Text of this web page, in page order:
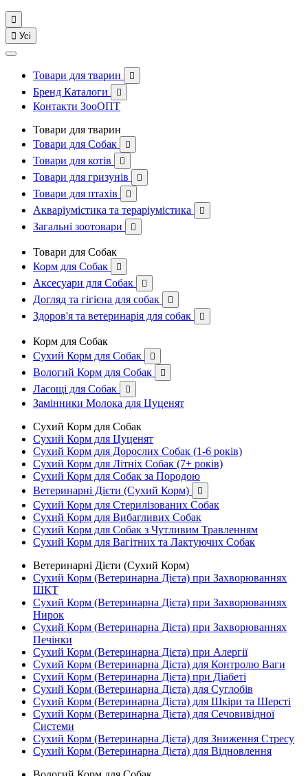

 Усі
Товари для тварин 
Бренд Каталоги 
Контакти ЗооОПТ
Товари для тварин
Товари для Собак

Товари для котів 
Товари для гризунів 
Товари для птахів 
Акваріумістика та тераріумістика 
Загальні зоотовари 
Товари для Собак
Корм для Собак

Аксесуари для Собак 
Догляд та гігієна для собак 
Здоров'я та ветеринарія для собак 
Корм для Собак
Сухий Корм для Собак

Вологий Корм для Собак 
Ласощі для Собак 
Замінники Молока для Цуценят
Сухий Корм для Собак
Сухий Корм для Цуценят
Сухий Корм для Дорослих Собак (1-6 років)
Сухий Корм для Літніх Собак (7+ років)
Сухий Корм для Собак за Породою
Ветеринарні Дієти (Сухий Корм)

Сухий Корм для Стерилізованих Собак
Сухий Корм для Вибагливих Собак
Сухий Корм для Собак з Чутливим Травленням
Сухий Корм для Вагітних та Лактуючих Собак
Ветеринарні Дієти (Сухий Корм)
Сухий Корм (Ветеринарна Дієта) при Захворюваннях
ШКТ
Сухий Корм (Ветеринарна Дієта) при Захворюваннях
Нирок
Сухий Корм (Ветеринарна Дієта) при Захворюваннях
Печінки
Сухий Корм (Ветеринарна Дієта) при Алергії
Сухий Корм (Ветеринарна Дієта) для Контролю Ваги
Сухий Корм (Ветеринарна Дієта) при Діабеті
Сухий Корм (Ветеринарна Дієта) для Суглобів
Сухий Корм (Ветеринарна Дієта) для Шкіри та Шерсті
Сухий Корм (Ветеринарна Дієта) для Сечовивідної
Системи
Сухий Корм (Ветеринарна Дієта) для Зниження Стресу
Сухий Корм (Ветеринарна Дієта) для Відновлення